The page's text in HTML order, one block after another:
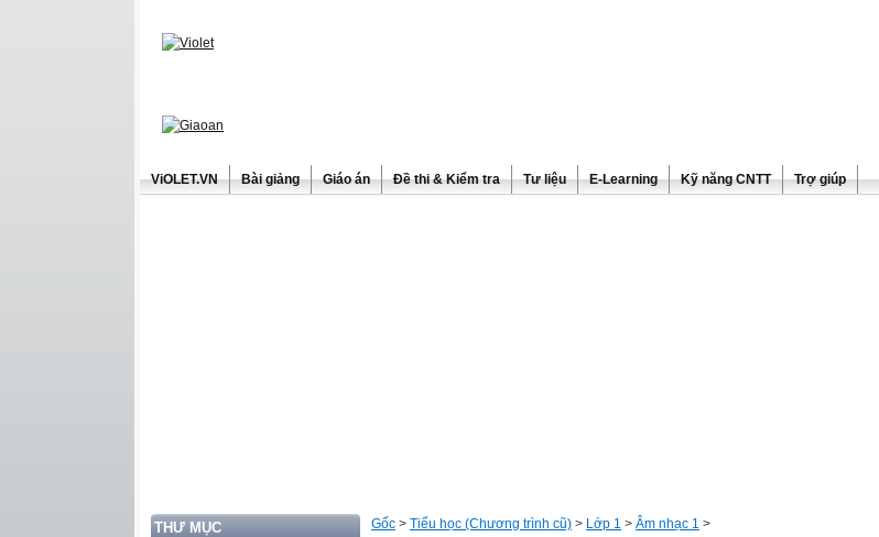
ViOLET.VN Bài giảng Giáo án Đề thi & Kiểm tra Tư liệu E-Learning Kỹ năng CNTT Trợ giúp
THƯ MỤC Gốc > Tiểu học (Chương trình cũ) > Lớp 1 > Âm nhạc 1 >